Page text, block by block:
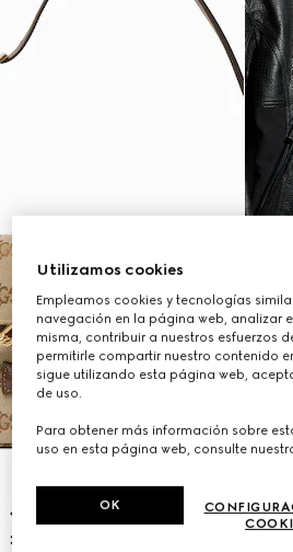
Utilizamos cookies
Empleamos cookies y tecnologías
navegación en la página web, analizar
misma, contribuir a nuestros esfuerzos
permitirle compartir nuestro contenido
sigue utilizando esta página web,
de uso.
Para obtener más información sobre
uso en esta página web, consulte
OK